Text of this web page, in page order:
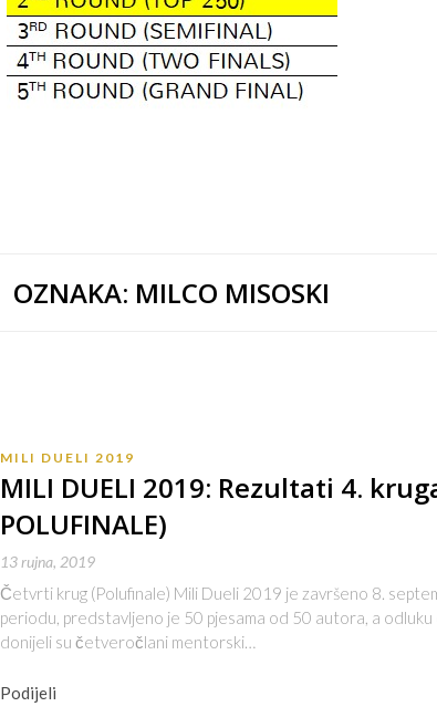
OZNAKA: MILCO MISOSKI
MILI DUELI 2019
MILI DUELI 2019: Rezultati 4.
POLUFINALE)
13 rujna, 2019
Četvrti krug (Polufinale) Mili Dueli 2019 je završeno 8.
periodu, predstavljeno je 50 pjesama od 50 autora, a odluku
donijeli su četveročlani mentorski…
Podijeli